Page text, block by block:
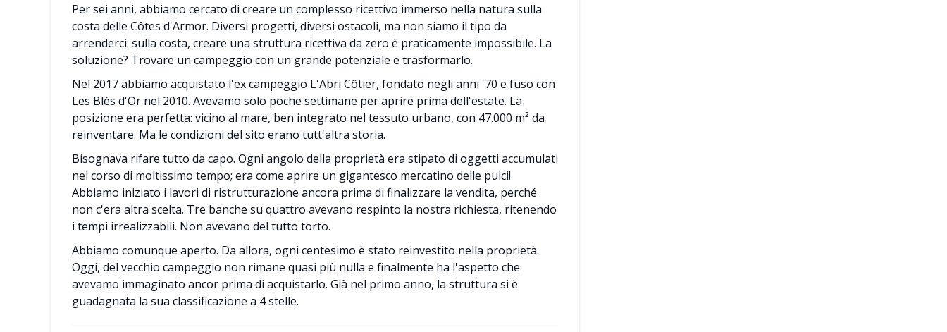
Per sei anni, abbiamo cercato di creare un complesso ricettivo immerso nella natura sulla
costa delle Côtes d'Armor. Diversi progetti, diversi ostacoli, ma non siamo il tipo da
arrenderci: sulla costa, creare una struttura ricettiva da zero è praticamente impossibile. La
soluzione? Trovare un campeggio con un grande potenziale e trasformarlo.
Nel 2017 abbiamo acquistato l'ex campeggio L'Abri Côtier, fondato negli anni '70 e fuso con
Les Blés d'Or nel 2010. Avevamo solo poche settimane per aprire prima dell'estate. La
posizione era perfetta: vicino al mare, ben integrato nel tessuto urbano, con 47.000 m² da
reinventare. Ma le condizioni del sito erano tutt'altra storia.
Bisognava rifare tutto da capo. Ogni angolo della proprietà era stipato di oggetti accumulati
nel corso di moltissimo tempo; era come aprire un gigantesco mercatino delle pulci!
Abbiamo iniziato i lavori di ristrutturazione ancora prima di finalizzare la vendita, perché
non c'era altra scelta. Tre banche su quattro avevano respinto la nostra richiesta, ritenendo
i tempi irrealizzabili. Non avevano del tutto torto.
Abbiamo comunque aperto. Da allora, ogni centesimo è stato reinvestito nella proprietà.
Oggi, del vecchio campeggio non rimane quasi più nulla e finalmente ha l'aspetto che
avevamo immaginato ancor prima di acquistarlo. Già nel primo anno, la struttura si è
guadagnata la sua classificazione a 4 stelle.